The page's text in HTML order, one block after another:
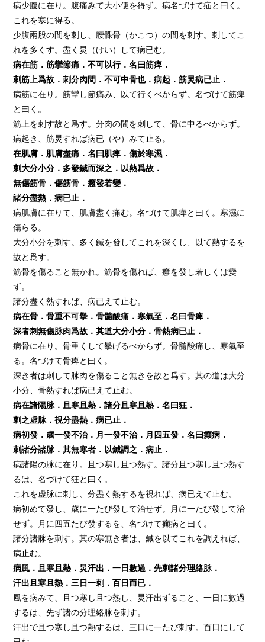
病少腹に在り。腹痛みて大小便を得ず。病名づけて疝と曰く。
これを寒に得る。
少腹兩股の間を刺し、腰髁骨（かこつ）の間を刺す。刺してこ
れを多くす。盡く炅（けい）して病已む。
病在筋．筋攣節痛．不可以行．名曰筋痺．
刺筋上爲故．刺分肉間．不可中骨也．病起．筋炅病已止．
病筋に在り。筋攣し節痛み、以て行くべからず。名づけて筋痺
と曰く。
筋上を刺す故と爲す。分肉の間を刺して、骨に中るべからず。
病起き、筋炅すれば病已（や）みて止る。
在肌膚．肌膚盡痛．名曰肌痺．傷於寒濕．
刺大分小分．多發鍼而深之．以熱爲故．
無傷筋骨．傷筋骨．癰發若變．
諸分盡熱．病已止．
病肌膚に在りて、肌膚盡く痛む。名づけて肌痺と曰く。寒濕に
傷らる。
大分小分を刺す。多く鍼を發してこれを深くし、以て熱するを
故と爲す。
筋骨を傷ること無かれ。筋骨を傷れば、癰を發し若しくは變
ず。
諸分盡く熱すれば、病已えて止む。
病在骨．骨重不可擧．骨髓酸痛．寒氣至．名曰骨痺．
深者刺無傷脉肉爲故．其道大分小分．骨熱病已止．
病骨に在り。骨重くして擧げるべからず。骨髓酸痛し、寒氣至
る。名づけて骨痺と曰く。
深き者は刺して脉肉を傷ること無きを故と爲す。其の道は大分
小分、骨熱すれば病已えて止む。
病在諸陽脉．且寒且熱．諸分且寒且熱．名曰狂．
刺之虚脉．視分盡熱．病已止．
病初發．歳一發不治．月一發不治．月四五發．名曰癲病．
刺諸分諸脉．其無寒者．以鍼調之．病止．
病諸陽の脉に在り。且つ寒し且つ熱す。諸分且つ寒し且つ熱す
るは、名づけて狂と曰く。
これを虚脉に刺し、分盡く熱するを視れば、病已えて止む。
病初めて發し、歳に一たび發して治せず。月に一たび發して治
せず。月に四五たび發するを、名づけて癲病と曰く。
諸分諸脉を刺す。其の寒無き者は、鍼を以てこれを調えれば、
病止む。
病風．且寒且熱．炅汗出．一日數過．先刺諸分理絡脉．
汗出且寒且熱．三日一刺．百日而已．
風を病みて、且つ寒し且つ熱し、炅汗出ずること、一日に數過
するは、先ず諸の分理絡脉を刺す。
汗出で且つ寒し且つ熱するは、三日に一たび刺す。百日にして